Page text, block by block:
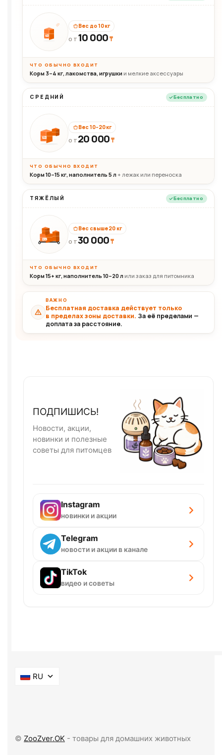
10кг
Вес до 10 кг
ОТ 10 000₸
ЧТО ОБЫЧНО ВХОДИТ
Корм 3–4 кг, лакомства, игрушки и мелкие аксессуары
СРЕДНИЙ Бесплатно
20кг
Вес 10–20 кг
ОТ 20 000₸
ЧТО ОБЫЧНО ВХОДИТ
Корм 10–15 кг, наполнитель 5 л+ лежак или переноска
ТЯЖЁЛЫЙ Бесплатно
30+кг
Вес свыше 20 кг
ОТ30 000₸
ЧТО ОБЫЧНО ВХОДИТ
Корм 15+ кг, наполнитель 10–20 л или заказ для питомника
ВАЖНО
Бесплатная доставка действует только
в пределах зоны доставки. За её пределами —
доплата за расстояние.
ПОДПИШИСЬ!
Новости, акции,
новинки и полезные
советы для питомцев
Instagram
новинки и акции
Telegram
новости и акции в канале
TikTok
видео и советы
RU
© ZooZver.OK - товары для домашних животных